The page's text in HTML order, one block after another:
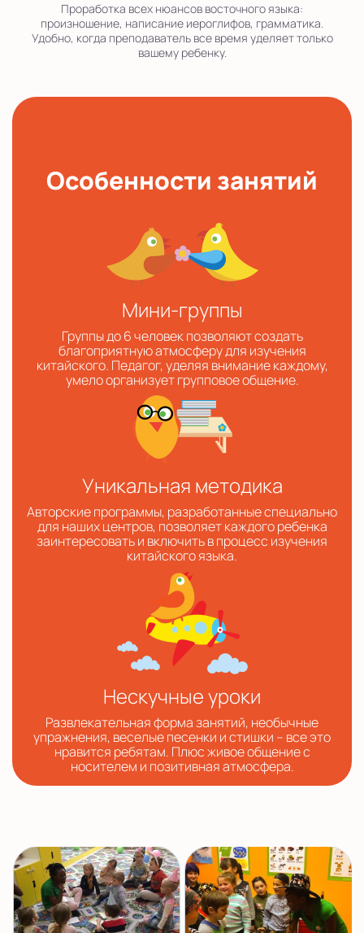
Проработка всех нюансов восточного языка:
произношение, написание иероглифов, грамматика.
Удобно, когда преподаватель все время уделяет только
вашему ребенку.
Особенности занятий
Мини-группы
Группы до 6 человек позволяют создать
благоприятную атмосферу для изучения
китайского. Педагог, уделяя внимание каждому,
умело организует групповое общение.
Уникальная методика
Авторские программы, разработанные специально
для наших центров, позволяет каждого ребенка
заинтересовать и включить в процесс изучения
китайского языка.
Нескучные уроки
Развлекательная форма занятий, необычные
упражнения, веселые песенки и стишки – все это
нравится ребятам. Плюс живое общение с
носителем и позитивная атмосфера.